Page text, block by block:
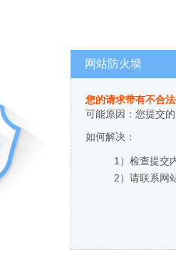
网站防火墙
您的请求带有不合
可能原因：您提交
如何解决：
1）检查提交
2）请联系网